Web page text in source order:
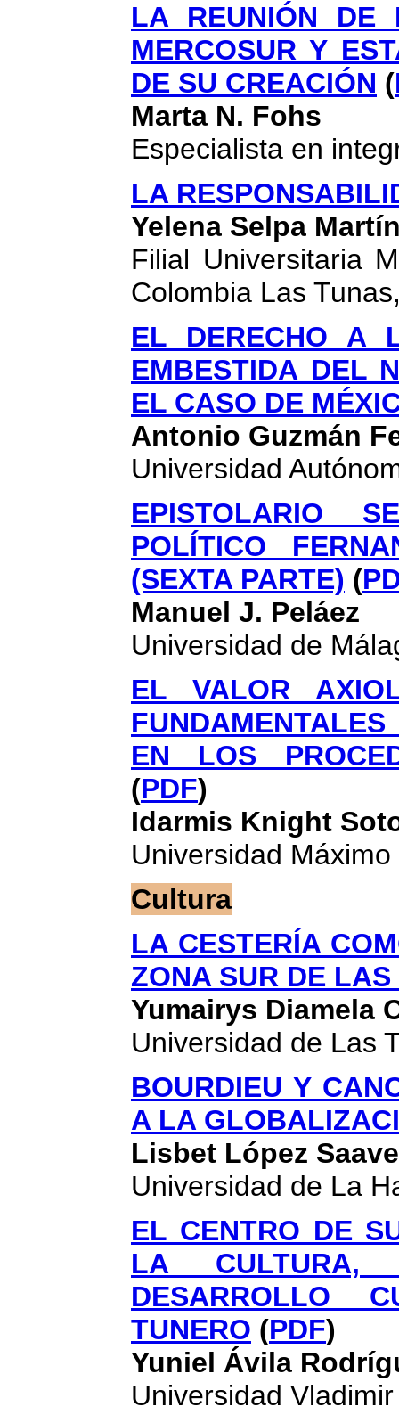
LA REUNIÓN DE
MERCOSUR Y
DE SU CREACIÓN (
Marta N. Fohs
Especialista en
LA
Yelena Selpa
Filial Universitaria
Colombia Las
EL DERECHO A
EMBESTIDA DEL
EL CASO DE
Antonio Guzmán
Universidad
EPISTOLARIO
POLÍTICO
(SEXTA PARTE) (
Manuel J. Peláez
Universidad de
EL VALOR
EN LOS
(PDF)
Idarmis Knight
Universidad
Cultura
LA CESTERÍA
ZONA SUR DE
Yumairys Diamela
Universidad de Las
BOURDIEU Y
A LA
Lisbet López
Universidad de La
EL CENTRO DE
LA
DESARROLLO
TUNERO (PDF)
Yuniel Ávila
Universidad